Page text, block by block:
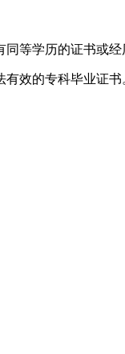
等学历的证书或经
效的专科毕业证书